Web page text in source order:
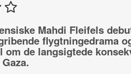
Mahdi Fleifels
flygtningedrama
om de langsigtede